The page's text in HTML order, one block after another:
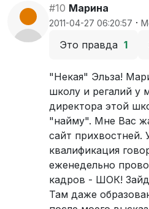
#10 Марина
2011-04-27 06:20:57 ·
Это правда 1
"Некая" Эльза!
школу и регалий у
директора этой
"найму". Мне Вас
сайт прихвостней.
квалификация
еженедельно
кадров - ШОК!
Там даже